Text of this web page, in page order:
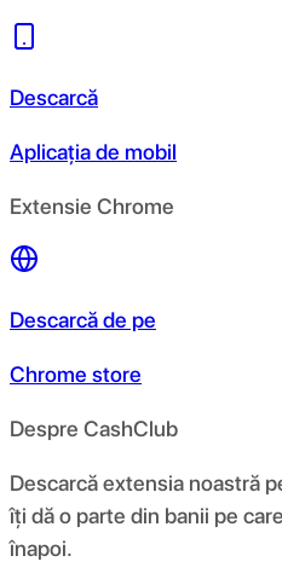
Descarcă
Aplicația de mobil
Extensie Chrome
Descarcă de pe
Chrome store
Despre CashClub
Descarcă extensia noastră
îți dă o parte din banii pe
înapoi.